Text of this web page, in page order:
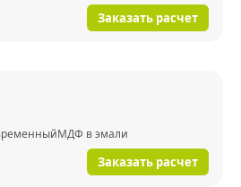
Заказать расчет
МДФ в эмали
Заказать расчет